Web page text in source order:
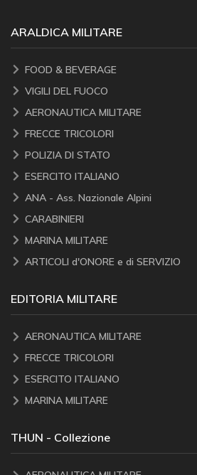
ARALDICA MILITARE
FOOD & BEVERAGE
VIGILI DEL FUOCO
AERONAUTICA MILITARE
FRECCE TRICOLORI
POLIZIA DI STATO
ESERCITO ITALIANO
ANA - Ass. Nazionale Alpini
CARABINIERI
MARINA MILITARE
ARTICOLI d'ONORE e di SERVIZIO
EDITORIA MILITARE
AERONAUTICA MILITARE
FRECCE TRICOLORI
ESERCITO ITALIANO
MARINA MILITARE
THUN - Collezione